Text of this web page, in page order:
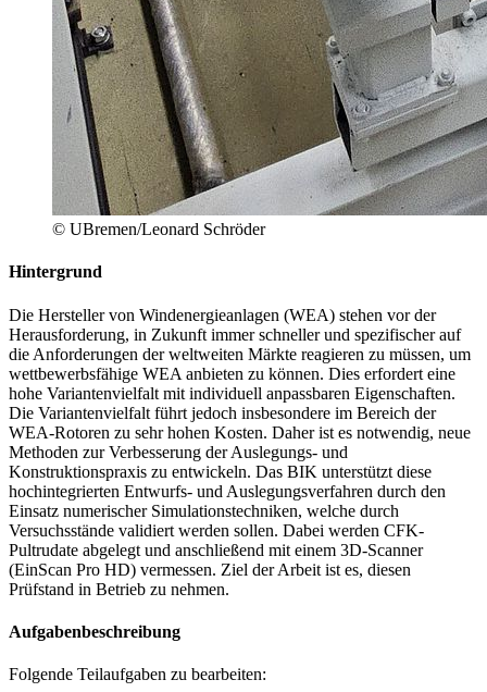
© UBremen/Leonard Schröder
Hintergrund
Die Hersteller von Windenergieanlagen (WEA) stehen vor der
Herausforderung, in Zukunft immer schneller und spezifischer auf
die Anforderungen der weltweiten Märkte reagieren zu müssen, um
wettbewerbsfähige WEA anbieten zu können. Dies erfordert eine
hohe Variantenvielfalt mit individuell anpassbaren Eigenschaften.
Die Variantenvielfalt führt jedoch insbesondere im Bereich der
WEA-Rotoren zu sehr hohen Kosten. Daher ist es notwendig, neue
Methoden zur Verbesserung der Auslegungs- und
Konstruktionspraxis zu entwickeln. Das BIK unterstützt diese
hochintegrierten Entwurfs- und Auslegungsverfahren durch den
Einsatz numerischer Simulationstechniken, welche durch
Versuchsstände validiert werden sollen. Dabei werden CFK-
Pultrudate abgelegt und anschließend mit einem 3D-Scanner
(EinScan Pro HD) vermessen. Ziel der Arbeit ist es, diesen
Prüfstand in Betrieb zu nehmen.
Aufgabenbeschreibung
Folgende Teilaufgaben zu bearbeiten: